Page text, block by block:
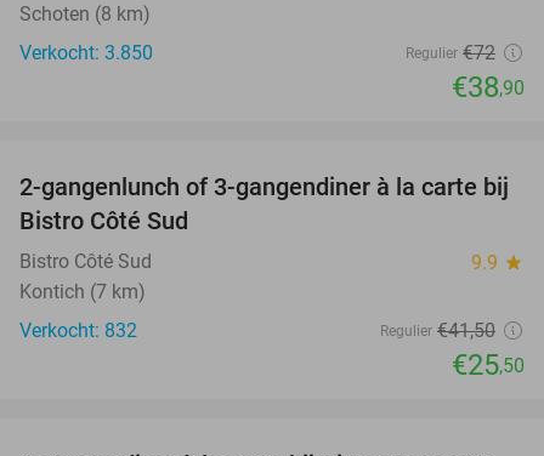
Schoten (8 km)
Verkocht: 3.850
Regulier €72
€38,90
39%
2-gangenlunch of 3-gangendiner à la carte bij
Bistro Côté Sud
Bistro Côté Sud 9.9 star
Kontich (7 km)
Verkocht: 832
Regulier €41,50
€25,50